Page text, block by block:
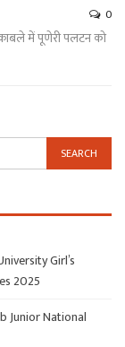
0
में पूणेरी पलटन को
Girl’s
2025
Junior National